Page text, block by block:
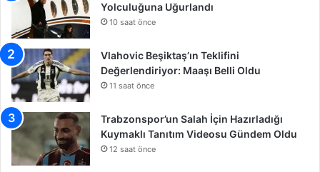
Yolculuğuna Uğurlandı
10 saat önce
Vlahovic Beşiktaş’ın Teklifini
Değerlendiriyor: Maaşı Belli Oldu
11 saat önce
Trabzonspor’un Salah İçin Hazırladığı
Kuymaklı Tanıtım Videosu Gündem Oldu
12 saat önce